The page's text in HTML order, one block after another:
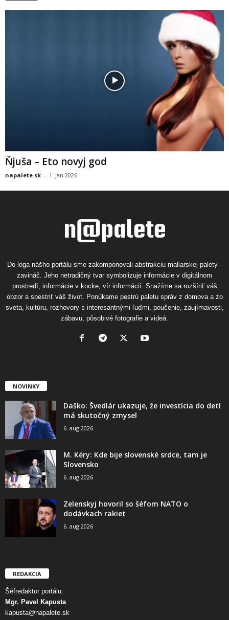
Ňjuša – Eto novyj god
napalete.sk - 1. jan 2026
Do loga nášho portálu sme zakomponovali abstrakciu maliarskej palety -
zavináč. Jeho netradičný tvar symbolizuje informácie v digitálnom
prostredí, informácie v kocke, vír informácií. Snažíme sa rozšíriť váš
obzor a spestriť váš život. Ponúkame pestrú paletu správ z domova a zo
sveta, kultúru, rozhovory s interesantnými ľuďmi, poučenie, zaujímavosti,
zábavu, pôsobivé fotografie a videá.
NOVINKY
Daško: Švedlár ukazuje, že investícia do detí
má skutočný zmysel
6. aug 2026
M. Kéry: Kde bije slovenské srdce, tam je
Slovensko
6. aug 2026
Zelenskyj hovoril so šéfom NATO o
dodávkach rakiet
6. aug 2026
REDAKCIA
Šéfredaktor portálu:
Mgr. Pavel Kapusta
kapusta@napalete.sk